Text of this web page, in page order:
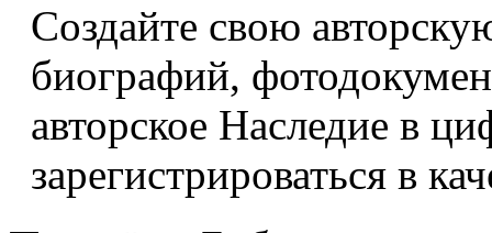
Создайте свою
биографий,
авторское Наследие в
зарегистрироваться в